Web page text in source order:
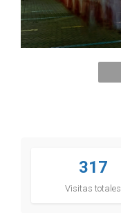
317
Visitas totales